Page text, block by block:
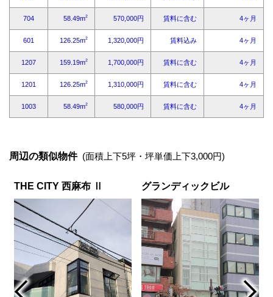
周辺の類似物件 (面積上下5坪・坪単価上下3,000円)